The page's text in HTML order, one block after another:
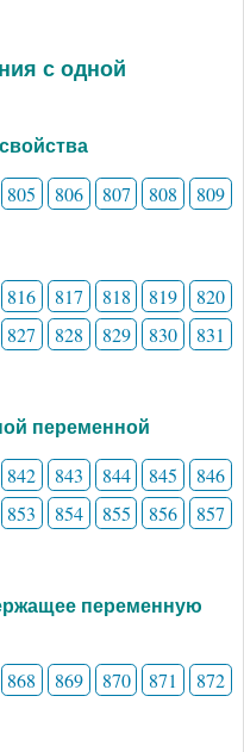
с одной
805 806 807 808 809
816 817 818 819
820
827 828 829 830
831
переменной
842 843 844 845
846
853 854 855 856
857
переменную
868 869 870 871
872